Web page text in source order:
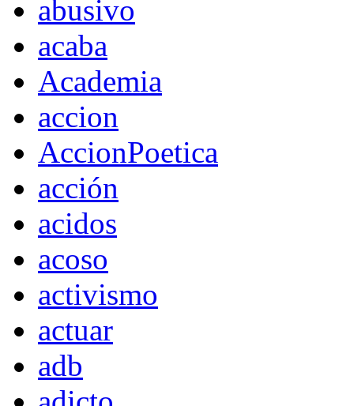
abusivo
acaba
Academia
accion
AccionPoetica
acción
acidos
acoso
activismo
actuar
adb